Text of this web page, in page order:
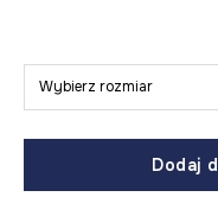
Wybierz rozmiar
Dodaj